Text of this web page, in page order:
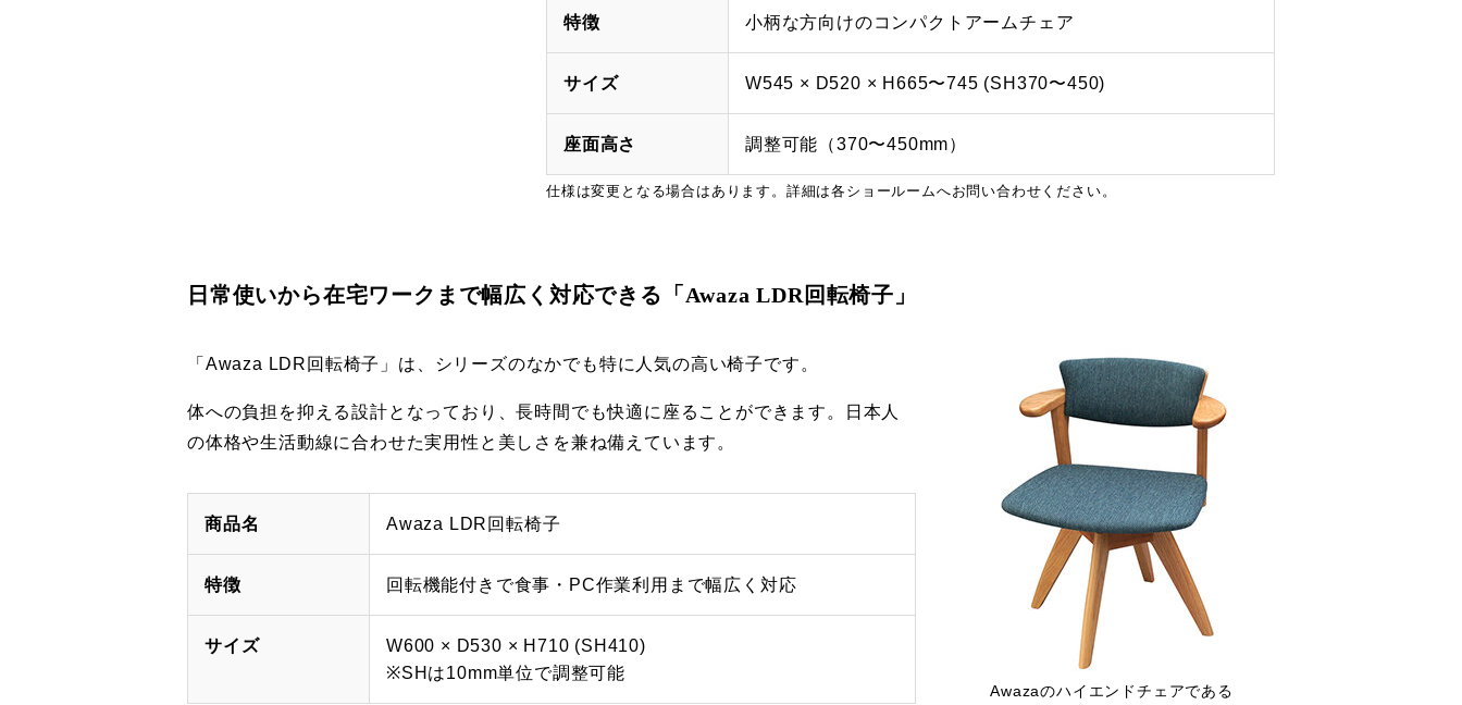
特徴 小柄な方向けのコンパクトアームチェア
サイズ W545 × D520 × H665〜745 (SH370〜450)
座面高さ 調整可能（370〜450mm）
仕様は変更となる場合はあります。詳細は各ショールームへお問い合わせください。
日常使いから在宅ワークまで幅広く対応できる「Awaza LDR回転椅子」
Awazaのハイエンドチェアである
「Awaza LDR回転椅子」は、シリーズのなかでも特に人気の高い椅子です。
体への負担を抑える設計となっており、長時間でも快適に座ることができます。日本人
の体格や生活動線に合わせた実用性と美しさを兼ね備えています。
商品名 Awaza LDR回転椅子
特徴 回転機能付きで食事・PC作業利用まで幅広く対応
サイズ
W600 × D530 × H710 (SH410)
※SHは10mm単位で調整可能